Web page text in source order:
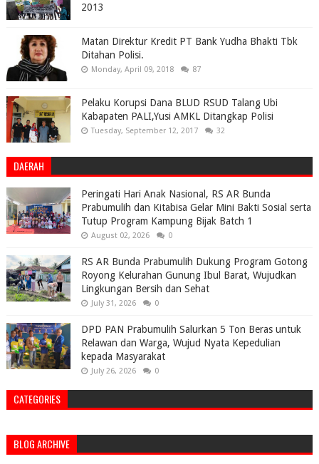
2013
Matan Direktur Kredit PT Bank Yudha Bhakti Tbk
Ditahan Polisi.
Monday, April 09, 2018 87
Pelaku Korupsi Dana BLUD RSUD Talang Ubi
Kabapaten PALI,Yusi AMKL Ditangkap Polisi
Tuesday, September 12, 2017 32
DAERAH
Peringati Hari Anak Nasional, RS AR Bunda
Prabumulih dan Kitabisa Gelar Mini Bakti Sosial serta
Tutup Program Kampung Bijak Batch 1
August 02, 2026 0
RS AR Bunda Prabumulih Dukung Program Gotong
Royong Kelurahan Gunung Ibul Barat, Wujudkan
Lingkungan Bersih dan Sehat
July 31, 2026 0
DPD PAN Prabumulih Salurkan 5 Ton Beras untuk
Relawan dan Warga, Wujud Nyata Kepedulian
kepada Masyarakat
July 26, 2026 0
CATEGORIES
BLOG ARCHIVE